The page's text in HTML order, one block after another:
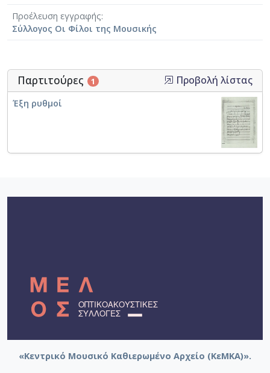
Προέλευση εγγραφής
Σύλλογος Οι Φίλοι της Μουσικής
Παρτιτούρες 1 Προβολή λίστας
Έξη ρυθμοί
«Κεντρικό Μουσικό Καθιερωμένο Αρχείο (ΚεΜΚΑ)».